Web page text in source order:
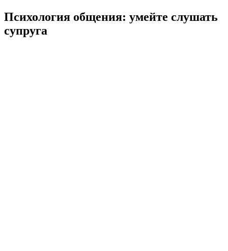
Психология общения: умейте слушать
супруга